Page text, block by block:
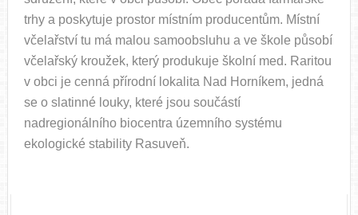
trhy a poskytuje prostor místním producentům. Místní
včelařství tu má malou samoobsluhu a ve škole působí
včelařský kroužek, který produkuje školní med. Raritou
v obci je cenná přírodní lokalita Nad Horníkem, jedná
se o slatinné louky, které jsou součástí
nadregionálního biocentra územního systému
ekologické stability Rasuveň.